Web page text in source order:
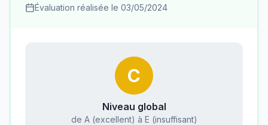
Évaluation réalisée le 03/05/2024
C
Niveau global
de A (excellent) à E (insuffisant)